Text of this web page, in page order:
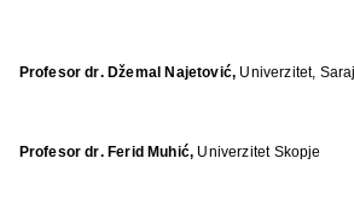
Profesor dr.Džemal Najetović, Univerzitet,
Profesor dr.Ferid Muhić, Univerzitet Skopje